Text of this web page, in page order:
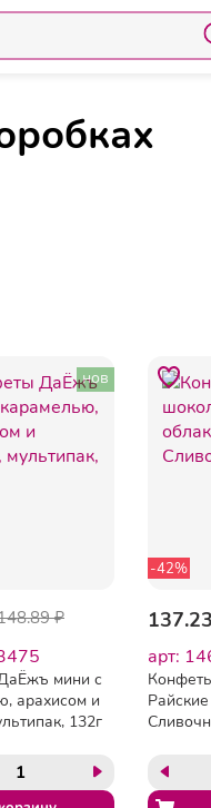
Шоколадные
нов
₽
мини с
арахисом и
132г
-42%
арт: